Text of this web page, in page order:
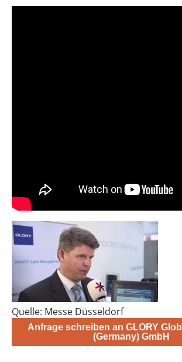
Quelle: Messe Düsseldorf
Anfrage schreiben an GLORY
(Germany) GmbH